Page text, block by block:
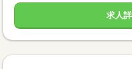
求人